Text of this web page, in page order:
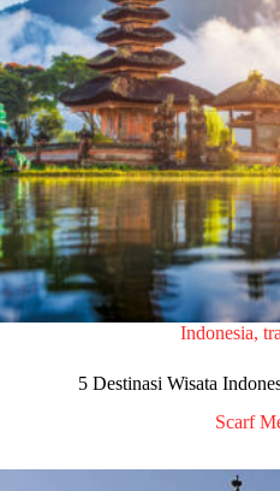
Indonesia,
5 Destinasi Wisata
Scarf